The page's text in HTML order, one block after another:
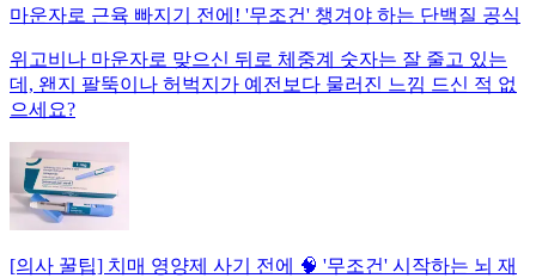
마운자로 근육 빠지기 전에! '무조건' 챙겨야 하는 단백질 공식
위고비나 마운자로 맞으신 뒤로 체중계 숫자는 잘 줄고 있는
데, 왠지 팔뚝이나 허벅지가 예전보다 물러진 느낌 드신 적 없
으세요?
[의사 꿀팁] 치매 영양제 사기 전에 🧠 '무조건' 시작하는 뇌 재